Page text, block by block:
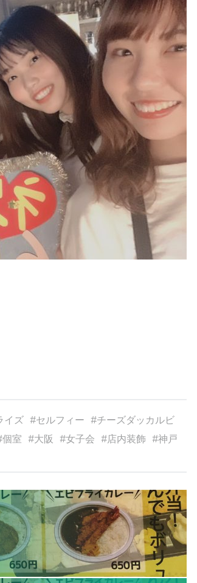
イズ セルフィー
チーズダッカルビ
個室 大阪 女子会 店内装飾
神戸